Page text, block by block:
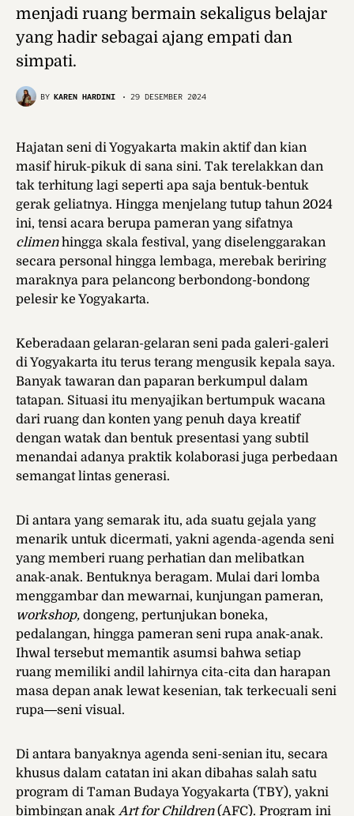
menjadi ruang bermain sekaligus belajar
yang hadir sebagai ajang empati dan
simpati.
BY KAREN HARDINI 29 DESEMBER 2024
Hajatan seni di Yogyakarta makin aktif dan kian
masif hiruk-pikuk di sana sini. Tak terelakkan dan
tak terhitung lagi seperti apa saja bentuk-bentuk
gerak geliatnya. Hingga menjelang tutup tahun 2024
ini, tensi acara berupa pameran yang sifatnya
climenhingga skala festival, yang diselenggarakan
secara personal hingga lembaga, merebak beriring
maraknya para pelancong berbondong-bondong
pelesir ke Yogyakarta.
Keberadaan gelaran-gelaran seni pada galeri-galeri
di Yogyakarta itu terus terang mengusik kepala saya.
Banyak tawaran dan paparan berkumpul dalam
tatapan. Situasi itu menyajikan bertumpuk wacana
dari ruang dan konten yang penuh daya kreatif
dengan watak dan bentuk presentasi yang subtil
menandai adanya praktik kolaborasi juga perbedaan
semangat lintas generasi.
Di antara yang semarak itu, ada suatu gejala yang
menarik untuk dicermati, yakni agenda-agenda seni
yang memberi ruang perhatian dan melibatkan
anak-anak. Bentuknya beragam. Mulai dari lomba
menggambar dan mewarnai, kunjungan pameran,
workshop, dongeng, pertunjukan boneka,
pedalangan, hingga pameran seni rupa anak-anak.
Ihwal tersebut memantik asumsi bahwa setiap
ruang memiliki andil lahirnya cita-cita dan harapan
masa depan anak lewat kesenian, tak terkecuali seni
rupa―seni visual.
Di antara banyaknya agenda seni-senian itu, secara
khusus dalam catatan ini akan dibahas salah satu
program di Taman Budaya Yogyakarta (TBY), yakni
bimbingan anak Art for Children(AFC). Program ini